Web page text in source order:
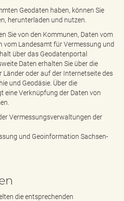
Geodaten haben, können Sie
herunterladen und nutzen.
Sie von den Kommunen, Daten vom
vom Landesamt für Vermessung und
über das Geodatenportal
Daten erhalten Sie über die
Länder oder auf der Internetseite des
und Geodäsie. Über die
eine Verknüpfung der Daten von
Vermessungsverwaltungen der
und Geoinformation Sachsen-
die entsprechenden